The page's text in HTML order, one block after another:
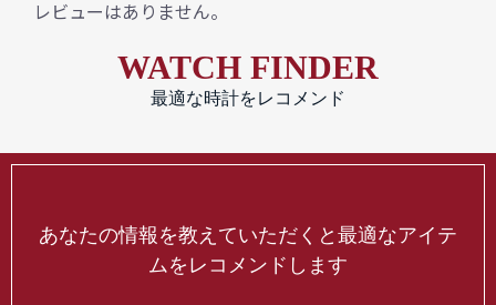
レビューはありません。
WATCH FINDER
最適な時計をレコメンド
あなたの情報を教えていただくと最適なアイテ
ムをレコメンドします